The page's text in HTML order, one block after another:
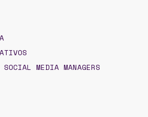
MEDIA MANAGERS